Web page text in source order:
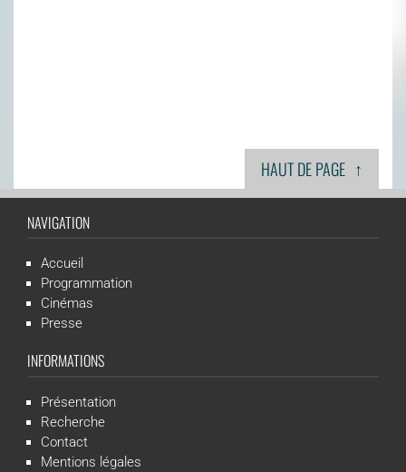
HAUT DE PAGE ↑
NAVIGATION
Accueil
Programmation
Cinémas
Presse
INFORMATIONS
Présentation
Recherche
Contact
Mentions légales